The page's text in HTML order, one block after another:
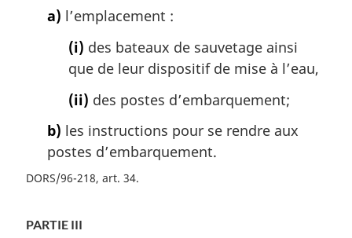
a) l’emplacement :
(i) des bateaux de sauvetage ainsi
que de leur dispositif de mise à l’eau,
(ii) des postes d’embarquement;
b) les instructions pour se rendre aux
postes d’embarquement.
DORS/96-218, art. 34
PARTIE III